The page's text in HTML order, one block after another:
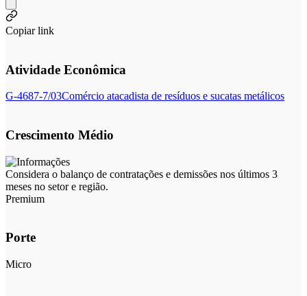
Copiar link
Atividade Econômica
G-4687-7/03Comércio atacadista de resíduos e sucatas metálicos
Crescimento Médio
Considera o balanço de contratações e demissões nos últimos 3
meses no setor e região.
Premium
Porte
Micro